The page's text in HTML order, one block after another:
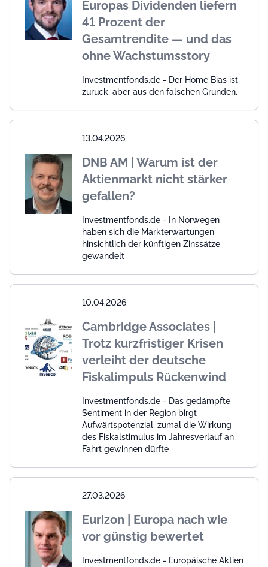
Europas Dividenden liefern
41 Prozent der
Gesamtrendite — und das
ohne Wachstumsstory
Investmentfonds.de - Der Home Bias ist
zurück, aber aus den falschen Gründen.
13.04.2026
DNB AM | Warum ist der
Aktienmarkt nicht stärker
gefallen?
Investmentfonds.de - In Norwegen
haben sich die Markterwartungen
hinsichtlich der künftigen Zinssätze
gewandelt
10.04.2026
Cambridge Associates |
Trotz kurzfristiger Krisen
verleiht der deutsche
Fiskalimpuls Rückenwind
Investmentfonds.de - Das gedämpfte
Sentiment in der Region birgt
Aufwärtspotenzial, zumal die Wirkung
des Fiskalstimulus im Jahresverlauf an
Fahrt gewinnen dürfte
27.03.2026
Eurizon | Europa nach wie
vor günstig bewertet
Investmentfonds.de - Europäische Aktien